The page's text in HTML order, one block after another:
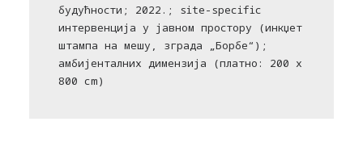
будућности; 2022.; site-specific
интервенција у јавном простору (инкџет
штампа на мешу, зграда „Борбе“);
амбијенталних димензија (платно: 200 x
800 cm)